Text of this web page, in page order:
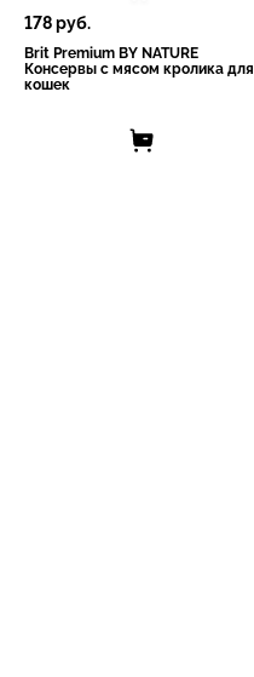
178руб.
Brit Premium BY NATURE
Консервы с мясом кролика для
кошек